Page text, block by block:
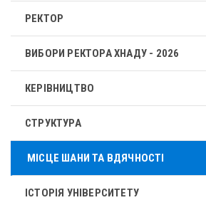
РЕКТОР
ВИБОРИ РЕКТОРА ХНАДУ - 2026
КЕРІВНИЦТВО
СТРУКТУРА
МІСЦЕ ШАНИ ТА ВДЯЧНОСТІ
ІСТОРІЯ УНІВЕРСИТЕТУ